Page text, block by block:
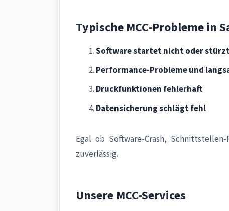
Typische MCC-Probleme in
Software startet nicht oder
Performance-Probleme und
Druckfunktionen fehlerhaft
Datensicherung schlägt fehl
Egal ob Software-Crash,
zuverlässig.
Unsere MCC-Services